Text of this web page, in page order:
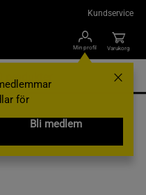
Kundservice
Min profil
för
Bli medlem
Varukorg
EKO, 946